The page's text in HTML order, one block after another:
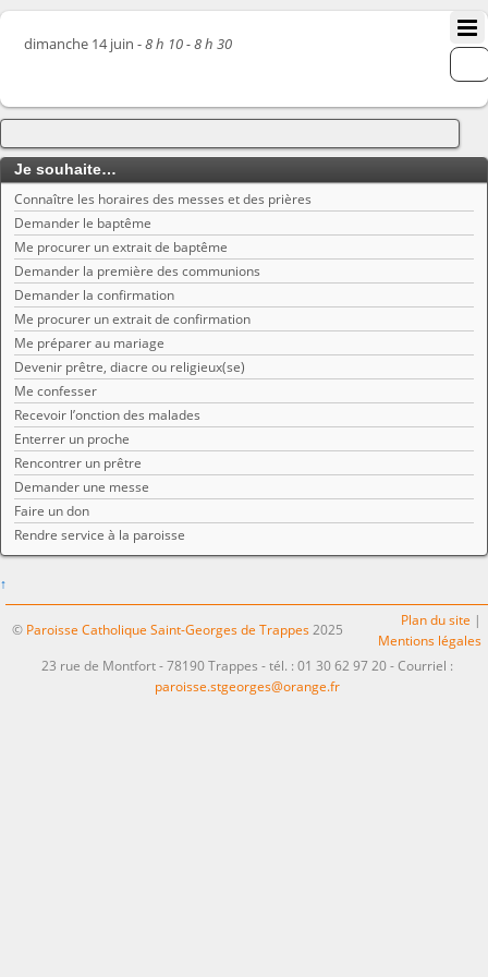
dimanche 14 juin -8 h 10 - 8 h 30
Je souhaite…
Connaître les horaires des messes et des prières
Demander le baptême
Me procurer un extrait de baptême
Demander la première des communions
Demander la confirmation
Me procurer un extrait de confirmation
Me préparer au mariage
Devenir prêtre, diacre ou religieux(se)
Me confesser
Recevoir l’onction des malades
Enterrer un proche
Rencontrer un prêtre
Demander une messe
Faire un don
Rendre service à la paroisse
↑
© Paroisse Catholique Saint-Georges de Trappes 2025
Plan du site |
Mentions légales
23 rue de Montfort - 78190 Trappes - tél. : 01 30 62 97 20 - Courriel :
paroisse.stgeorges@orange.fr